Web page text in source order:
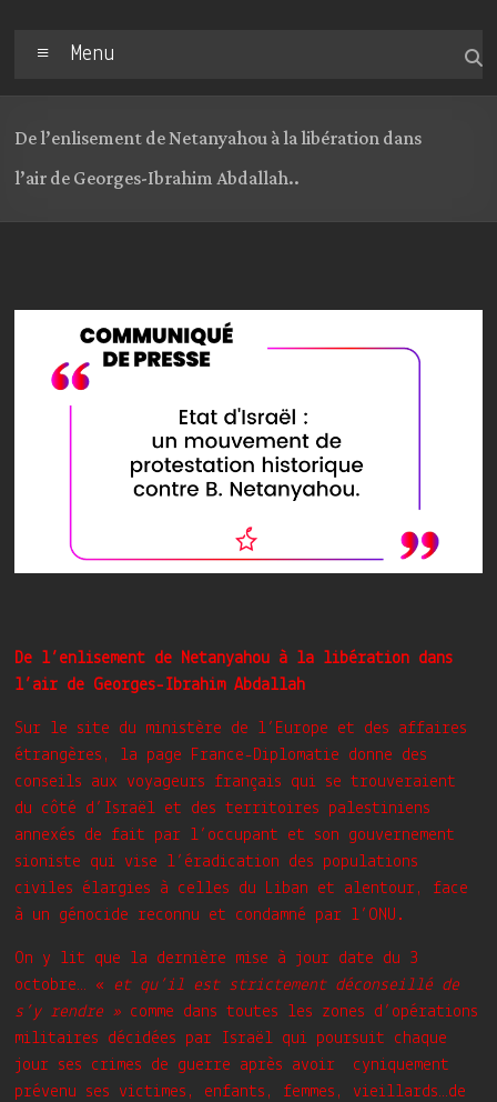
Menu
De l’enlisement de Netanyahou à la libération dans
l’air de Georges-Ibrahim Abdallah..
De l’enlisement de Netanyahou à la libération dans
l’air de Georges-Ibrahim Abdallah
Sur le site du ministère de l’Europe et des affaires
étrangères, la page France-Diplomatie donne des
conseils aux voyageurs français qui se trouveraient
du côté d’Israël et des territoires palestiniens
annexés de fait par l’occupant et son gouvernement
sioniste qui vise l’éradication des populations
civiles élargies à celles du Liban et alentour, face
à un génocide reconnu et condamné par l’ONU.
On y lit que la dernière mise à jour date du 3
octobre… « et qu’il est strictement déconseillé de
s’y rendre » comme dans toutes les zones d’opérations
militaires décidées par Israël qui poursuit chaque
jour ses crimes de guerre après avoir cyniquement
prévenu ses victimes, enfants, femmes, vieillards…de